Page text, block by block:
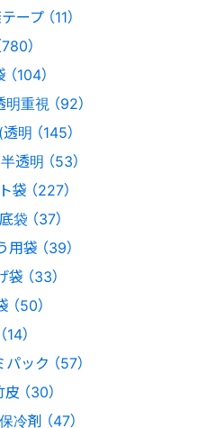
ープ （11）
）
104）
重視 （92）
明 （145）
透明 （53）
袋 （227）
袋 （37）
袋 （39）
（33）
（50）
14）
ック （57）
（30）
冷剤 （47）